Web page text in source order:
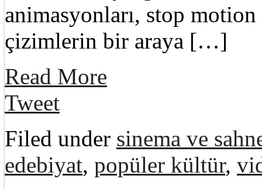
animasyonları, stop
çizimlerin bir araya […]
Read More
Tweet
Filed under sinema ve
edebiyat, popüler kültür,